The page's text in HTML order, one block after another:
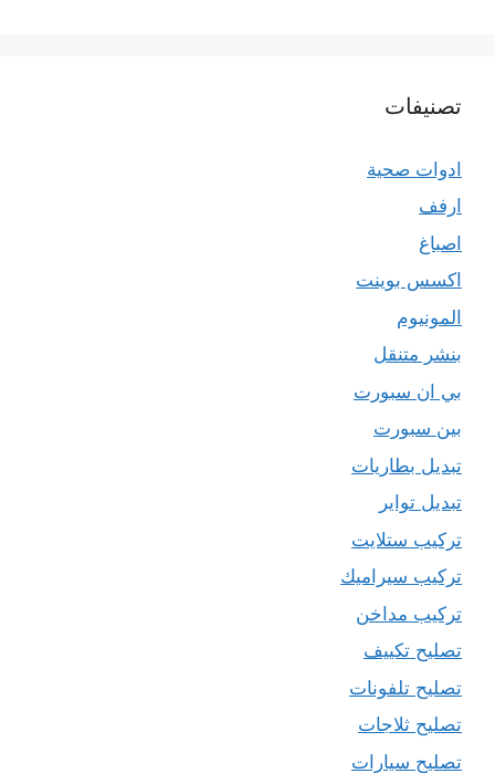
تصنيفات
ادوات صحية
ارفف
اصباغ
اكسس بوينت
المونيوم
بنشر متنقل
بي ان سبورت
بين سبورت
تبديل بطاريات
تبديل تواير
تركيب ستلايت
تركيب سيراميك
تركيب مداخن
تصليح تكييف
تصليح تلفونات
تصليح ثلاجات
تصليح سيارات